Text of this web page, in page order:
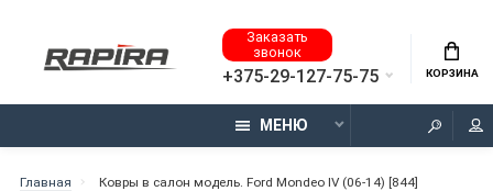
Заказать
звонок
+375-29-127-75-75 КОРЗИНА
МЕНЮ
Главная Ковры в салон модель. Ford Mondeo IV (06-14) [844]